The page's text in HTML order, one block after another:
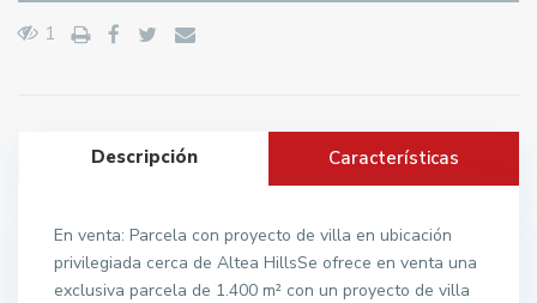
1
Descripción Características
En venta: Parcela con proyecto de villa en ubicación
privilegiada cerca de Altea HillsSe ofrece en venta una
exclusiva parcela de 1.400 m² con un proyecto de villa